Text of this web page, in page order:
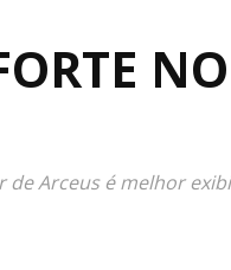
Arceus é melhor